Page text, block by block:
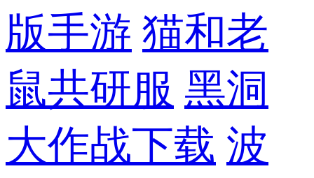
版手游 猫和老
鼠共研服 黑洞
大作战下载 波